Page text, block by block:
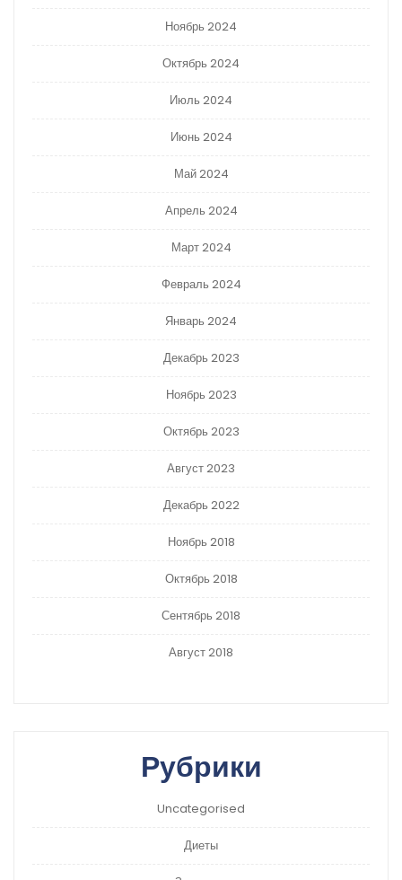
Ноябрь 2024
Октябрь 2024
Июль 2024
Июнь 2024
Май 2024
Апрель 2024
Март 2024
Февраль 2024
Январь 2024
Декабрь 2023
Ноябрь 2023
Октябрь 2023
Август 2023
Декабрь 2022
Ноябрь 2018
Октябрь 2018
Сентябрь 2018
Август 2018
Рубрики
Uncategorised
Диеты